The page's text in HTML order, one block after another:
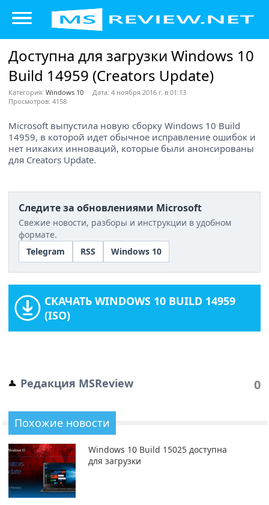
Доступна для загрузки Windows 10
Build 14959 (Creators Update)
Категория: Windows 10
Дата: 4 ноября 2016 г. в 01:13
Просмотров: 4158
Microsoft выпустила новую сборку Windows 10 Build
14959, в которой идет обычное исправление ошибок и
нет никаких инноваций, которые были анонсированы
для Creators Update.
Следите за обновлениями Microsoft
Свежие новости, разборы и инструкции в удобном
формате.
Telegram
RSS Windows 10
СКАЧАТЬ WINDOWS 10 BUILD 14959
(ISO)
Редакция MSReview 0
Похожие новости
Windows 10 Build 15025 доступна
для загрузки